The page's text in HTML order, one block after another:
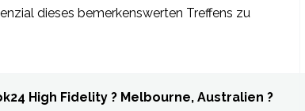
dieses bemerkenswerten Treffens zu
High Fidelity ? Melbourne, Australien ?